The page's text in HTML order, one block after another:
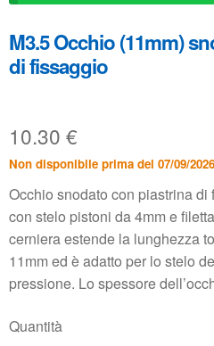
M3.5 Occhio (11mm)
di fissaggio
10.30 €
Non disponibile prima del 07/09/2026
Occhio snodato con piastrina
con stelo pistoni da 4mm e
cerniera estende la lunghezza
11mm ed è adatto per lo stelo
pressione. Lo spessore
Quantità